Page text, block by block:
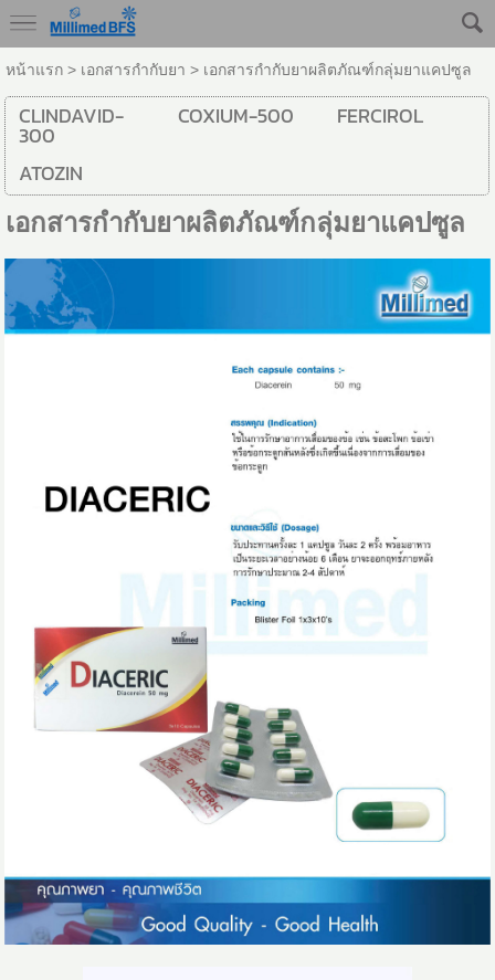
หน้าแรก> เอกสารกำกับยา > เอกสารกำกับยาผลิตภัณฑ์กลุ่มยาแคปซูล
CLINDAVID-
300
COXIUM-500
FERCIROL
ATOZIN
เอกสารกำกับยาผลิตภัณฑ์กลุ่มยาแคปซูล